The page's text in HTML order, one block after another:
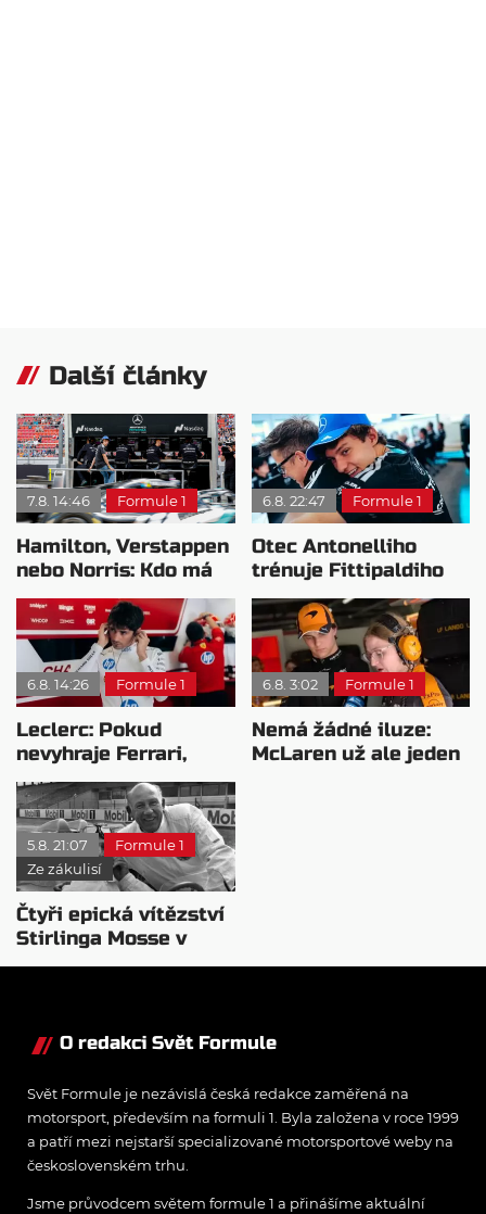
Další články
7.8. 14:46 Formule 1
Hamilton, Verstappen
nebo Norris: Kdo má
nejvyšší plat?
6.8. 22:47 Formule 1
Otec Antonelliho
trénuje Fittipaldiho
syna: Brazilec
vychvaluje lídra
6.8. 14:26 Formule 1
Leclerc: Pokud
nevyhraje Ferrari,
přeji titul
Antonellimu
6.8. 3:02 Formule 1
Nemá žádné iluze:
McLaren už ale jeden
5.8. 21:07
Formule 1
Ze zákulisí
Čtyři epická vítězství
Stirlinga Mosse v
motorsportu
O redakci Svět Formule
Svět Formule je nezávislá česká redakce zaměřená na
motorsport, především na formuli 1. Byla založena v roce 1999
a patří mezi nejstarší specializované motorsportové weby na
československém trhu.
Jsme průvodcem světem formule 1 a přinášíme aktuální